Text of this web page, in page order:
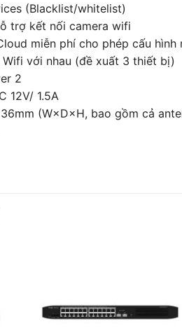
(Blacklist/whitelist)
trợ kết nối camera wifi
miễn phí cho phép cấu
với nhau (đề xuất 3 thiết bị)
2
12V/ 1.5A
(W×D×H, bao gồm cả